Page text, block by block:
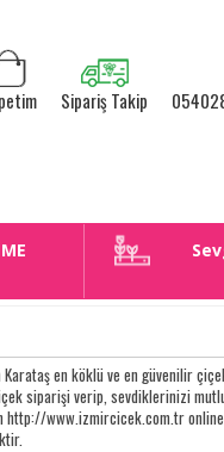
Sipariş Takip
en köklü ve en güvenilir çiçek
siparişi verip, sevdiklerinizi
http://www.izmircicek.com.tr